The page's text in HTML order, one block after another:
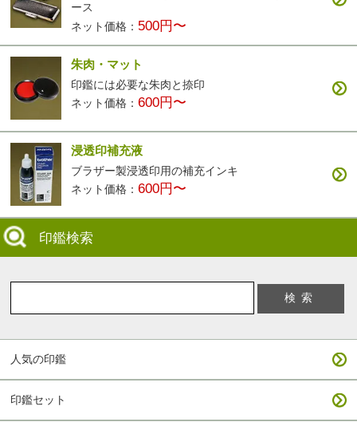
ース
ネット価格： 500円〜
朱肉・マット
印鑑には必要な朱肉と捺印
ネット価格：600円〜
浸透印補充液
ブラザー製浸透印用の補充インキ
ネット価格：600円〜
印鑑検索
人気の印鑑
印鑑セット